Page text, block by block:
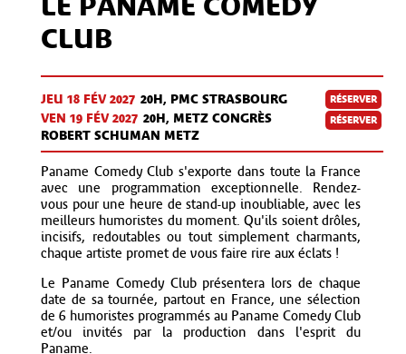
LE PANAME COMEDY
CLUB
JEU 18 FÉV 2027 20H, PMC STRASBOURG RÉSERVER
VEN 19 FÉV 2027 20H, METZ CONGRÈS
ROBERT SCHUMAN METZ
RÉSERVER
Paname Comedy Club s'exporte dans toute la France
avec une programmation exceptionnelle. Rendez-
vous pour une heure de stand-up inoubliable, avec les
meilleurs humoristes du moment. Qu'ils soient drôles,
incisifs, redoutables ou tout simplement charmants,
chaque artiste promet de vous faire rire aux éclats !
Le Paname Comedy Club présentera lors de chaque
date de sa tournée, partout en France, une sélection
de 6 humoristes programmés au Paname Comedy Club
et/ou invités par la production dans l'esprit du
Paname.